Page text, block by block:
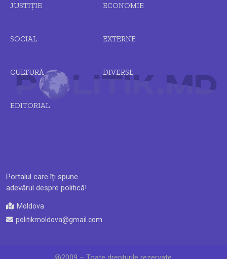
Portalul care îți spune
adevărul despre politică!
Moldova
politikmoldova@gmail.com
JUSTIȚIE ECONOMIE
SOCIAL EXTERNE
CULTURĂ DIVERSE
EDITORIAL